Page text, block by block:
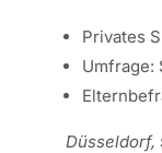
Privates
Umfrage:
Düsseldorf,